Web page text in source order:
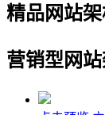
精品网站
营销型网